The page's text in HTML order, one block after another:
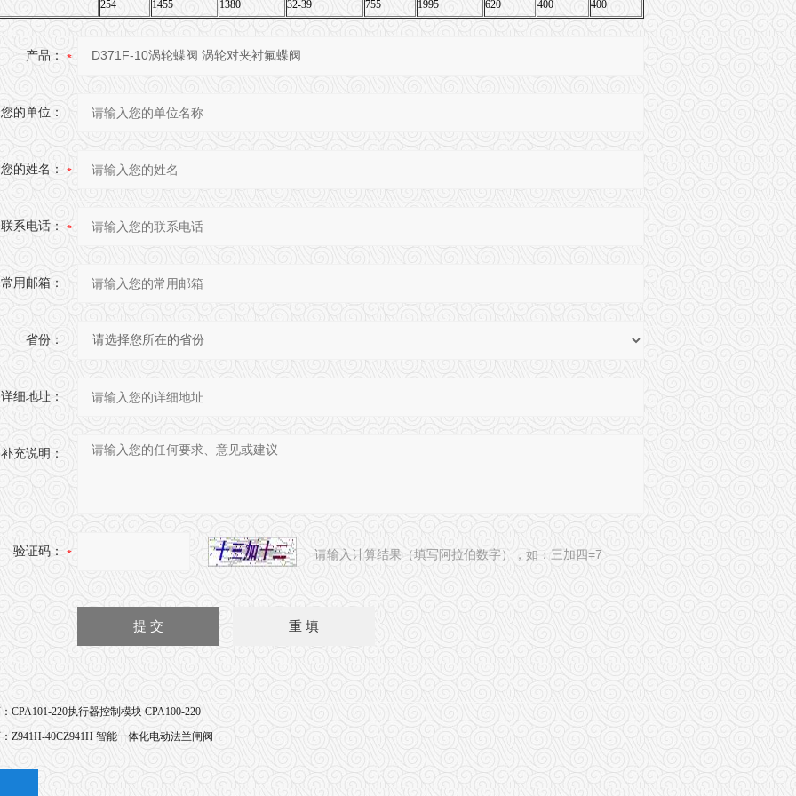
254 1455 1380 32-39 755 1995 620 400 400
产品：
您的单位：
您的姓名：
联系电话：
常用邮箱：
省份：
详细地址：
补充说明：
验证码： 请输入计算结果（填写阿拉伯数字），如：三加四=7
CPA101-220执行器控制模块 CPA100-220
Z941H-40CZ941H 智能一体化电动法兰闸阀